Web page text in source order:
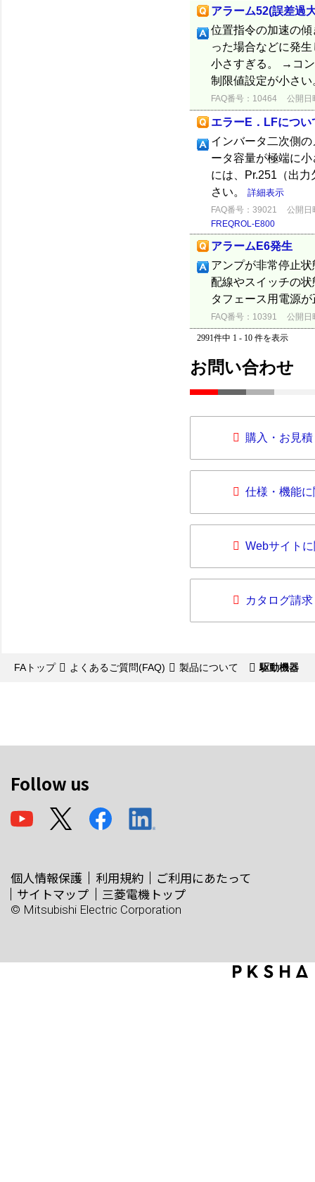
アラーム52(誤差過
位置指令の加速の
った場合などに発
小さすぎる。 →コ
制限値設定が小さ
FAQ番号：10464 公開日
エラーE．LFについ
インバータ二次側
ータ容量が極端に
には、Pr.251（出
さい。 詳細表示
FAQ番号：39021
公開日
FREQROL-E800
アラームE6発生
アンプが非常停止
配線やスイッチの
タフェース用電源
FAQ番号：10391 公開日
2991件中 1 - 10 件を表示
お問い合わせ
購入・お見
仕様・機能
Webサイト
カタログ請求
FAトップ よくあるご質問(FAQ) 製品について 駆動機器
Follow us
個人情報保護 利用規約
ご利用にあたって
サイトマップ
三菱電機トップ
© Mitsubishi Electric Corporation